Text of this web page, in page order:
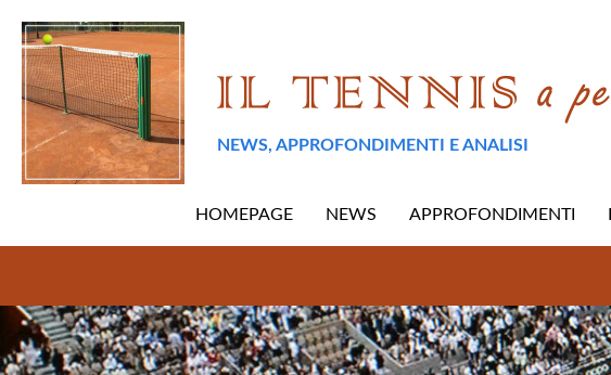
NEWS, APPROFONDIMENTI E ANALISI
HOMEPAGE NEWS APPROFONDIMENTI